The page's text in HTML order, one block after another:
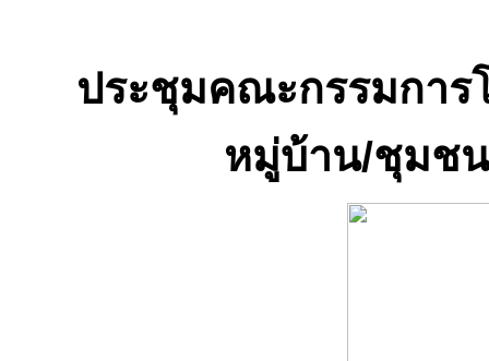
ประชุมคณะกรรมกา
หมู่บ้าน/ชุมชน